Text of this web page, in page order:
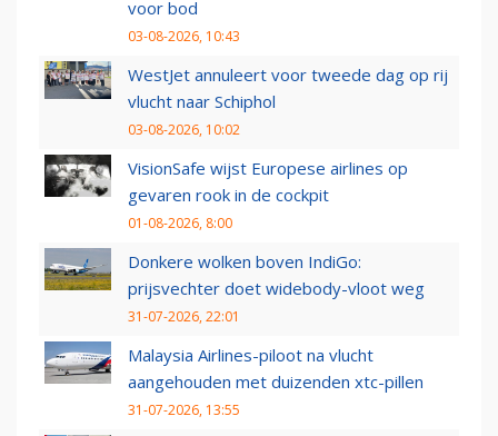
voor bod
03-08-2026, 10:43
WestJet annuleert voor tweede dag op rij
vlucht naar Schiphol
03-08-2026, 10:02
VisionSafe wijst Europese airlines op
gevaren rook in de cockpit
01-08-2026, 8:00
Donkere wolken boven IndiGo:
prijsvechter doet widebody-vloot weg
31-07-2026, 22:01
Malaysia Airlines-piloot na vlucht
aangehouden met duizenden xtc-pillen
31-07-2026, 13:55